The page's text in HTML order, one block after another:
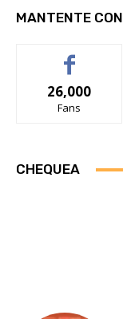
MANTENTE
26,000
Fans
CHEQUEA